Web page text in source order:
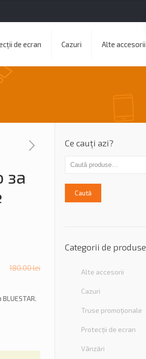
de ecran Cazuri Alte accesorii
за
180.00lei
Ce cauți azi?
Caută
Categorii de produse
Alte accesorii
Cazuri
Truse promoționale
Protecții de ecran
Vânzări